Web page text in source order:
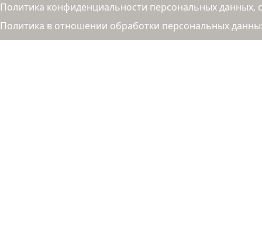
Политика конфиденциальности персональных
Политика в отношении обработки персональных